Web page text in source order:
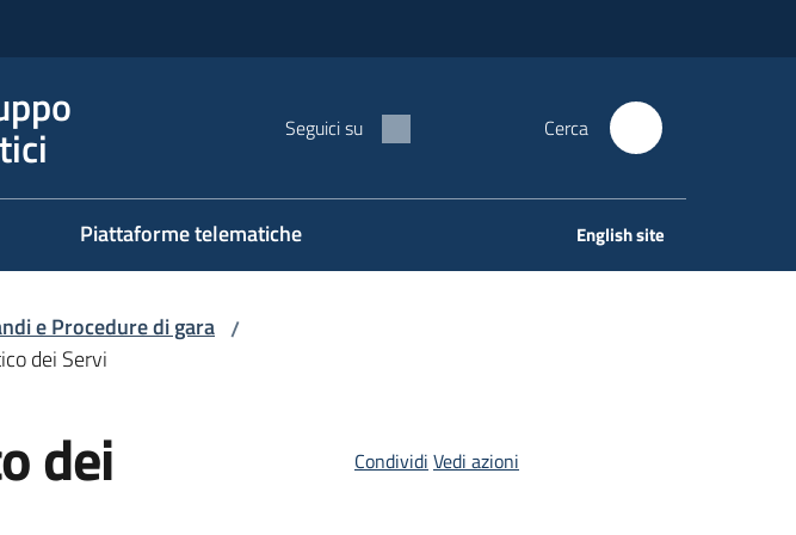
Seguici su Cerca
Piattaforme telematiche English site
e Procedure di gara /
dei Servi
dei
Condividi Vedi azioni